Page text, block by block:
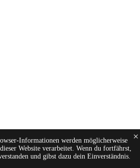
Informationen werden möglicherweise
Website verarbeitet. Wenn du fortfährst,
und gibst dazu dein Einverständnis.
×